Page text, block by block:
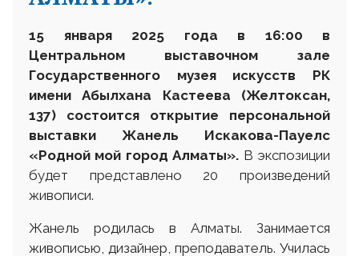
15 января 2025 года в 16:00 в
Центральном выставочном зале
Государственного музея искусств РК
имени Абылхана Кастеева (Желтоксан,
137) состоится открытие персональной
выставки Жанель Искакова-Пауелс
«Родной мой город Алматы». В экспозиции
будет представлено 20 произведений
живописи.
Жанель родилась в Алматы. Занимается
живописью, дизайнер, преподаватель. Училась